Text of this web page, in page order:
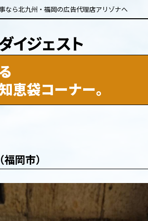
なら北九州・福岡の広告代理店アリゾナへ
恵袋コーナー。
岡市）